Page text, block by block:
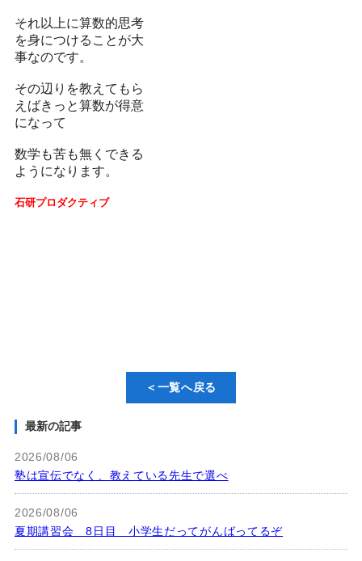
それ以上に算数的思考
を身につけることが大
事なのです。
その辺りを教えてもら
えばきっと算数が得意
になって
数学も苦も無くできる
ようになります。
石研プロダクティブ
＜一覧へ戻る
最新の記事
2026/08/06
塾は宣伝でなく、教えている先生で選べ
2026/08/06
夏期講習会 8日目 小学生だってがんばってるぞ